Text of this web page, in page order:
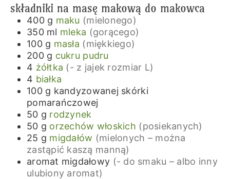
składniki na masę makową do makowca
400 g maku (mielonego)
350 ml mleka (gorącego)
100 g masła (miękkiego)
200 g cukru pudru
4 żółtka (- z jajek rozmiar L)
4 białka
100 g kandyzowanej skórki
pomarańczowej
50 g rodzynek
50 g orzechów włoskich (posiekanych)
25 g migdałów (mielonych – można
zastąpić kaszą manną)
aromat migdałowy (- do smaku – albo inny
ulubiony aromat)